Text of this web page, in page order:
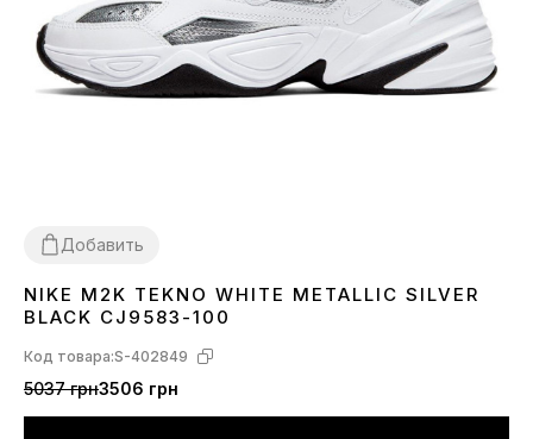
Добавить
3639 40 4142 43 4445
NIKE M2K TEKNO WHITE METALLIC SILVER
BLACK CJ9583-100
Код товара:S-402849
5037 грн3506 грн